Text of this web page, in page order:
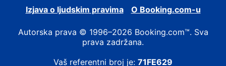
Izjava o ljudskim pravima
О Booking.com-u
Autorska prava © 1996–2026 Booking.com™. Sva
prava zadržana.
Vaš referentni broj je: 71FE629